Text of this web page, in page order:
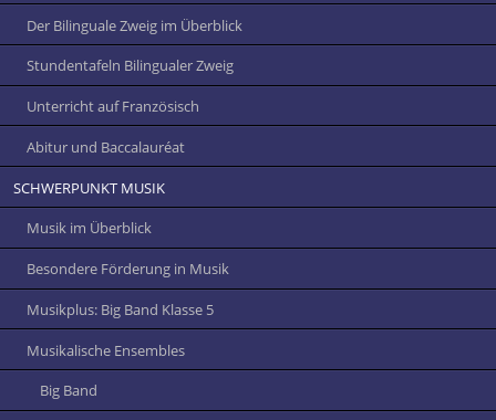
Der Bilinguale Zweig im Überblick
Stundentafeln Bilingualer Zweig
Unterricht auf Französisch
Abitur und Baccalauréat
SCHWERPUNKT MUSIK
Musik im Überblick
Besondere Förderung in Musik
Musikplus: Big Band Klasse 5
Musikalische Ensembles
Big Band